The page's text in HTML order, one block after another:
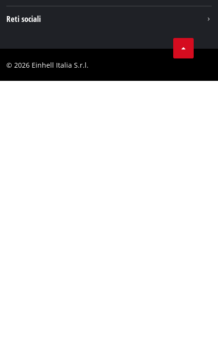
Einhell prodotti
Comformità
Reti sociali
Linkedin
© 2026 Einhell Italia S.r.l.